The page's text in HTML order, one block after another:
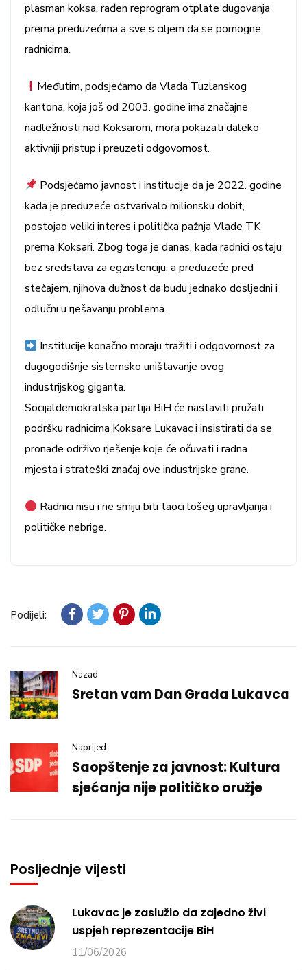
plasman koksa, rađen reprogram otplate dugovanja
prema preduzećima a sve s ciljem da se pomogne
radnicima.
Međutim, podsjećamo da Vlada Tuzlanskog
kantona, koja još od 2003. godine ima značajne
nadležnosti nad Koksarom, mora pokazati daleko
aktivniji pristup i preuzeti odgovornost.
Podsjećamo javnost i institucije da je 2022. godine
kada je preduzeće ostvarivalo milionsku dobit,
postojao veliki interes i politička pažnja Vlade TK
prema Koksari. Zbog toga je danas, kada radnici ostaju
bez sredstava za egzistenciju, a preduzeće pred
stečajem, njihova dužnost da budu jednako dosljedni i
odlučni u rješavanju problema.
Institucije konačno moraju tražiti i odgovornost za
dugogodišnje sistemsko uništavanje ovog
industrijskog giganta.
Socijaldemokratska partija BiH će nastaviti pružati
podršku radnicima Koksare Lukavac i insistirati da se
pronađe održivo rješenje koje će očuvati i radna
mjesta i strateški značaj ove industrijske grane.
Radnici nisu i ne smiju biti taoci lošeg upravljanja i
političke nebrige.
Podijeli:
Nazad
Sretan vam Dan Grada Lukavca
Naprijed
Saopštenje za javnost: Kultura
sjećanja nije političko oružje
Posljednje vijesti
Lukavac je zaslužio da zajedno živi
uspjeh reprezentacije BiH
11/06/2026